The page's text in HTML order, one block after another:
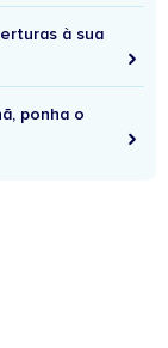
à sua
ponha o